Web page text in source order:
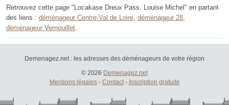
Retrouvez cette page "Locakase Dreux Pass. Louise Michel" en partant
des liens : déménageur Centre-Val de Loire déménageur 28
déménageur Vernouillet
Demenagez.net : les adresses des déménageurs de votre région
© 2026 Demenagez.net
Mentions légales- Contact- Inscription gratuite